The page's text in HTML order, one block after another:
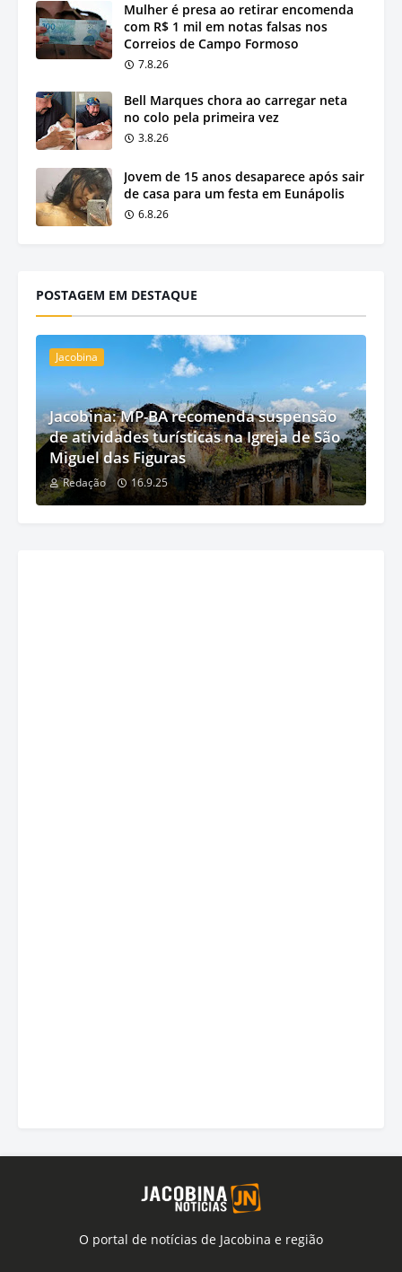
Mulher é presa ao retirar encomenda
com R$ 1 mil em notas falsas nos
Correios de Campo Formoso
7.8.26
Bell Marques chora ao carregar neta
no colo pela primeira vez
3.8.26
Jovem de 15 anos desaparece após sair
de casa para um festa em Eunápolis
6.8.26
POSTAGEM EM DESTAQUE
Jacobina
Jacobina: MP-BA recomenda suspensão
de atividades turísticas na Igreja de São
Miguel das Figuras
Redação 16.9.25
O portal de notícias de Jacobina e região